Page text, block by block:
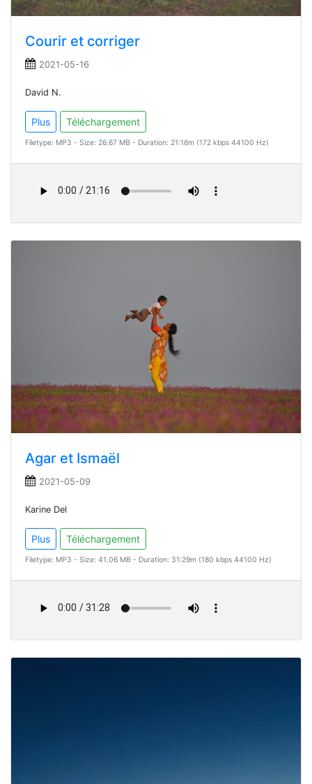
Courir et corriger
2021-05-16
David N.
Plus Téléchargement
Filetype: MP3 - Size: 26.67 MB - Duration: 21:16m (172 kbps 44100 Hz)
Agar et Ismaël
2021-05-09
Karine Del
Plus Téléchargement
Filetype: MP3 - Size: 41.06 MB - Duration: 31:29m (180 kbps 44100 Hz)